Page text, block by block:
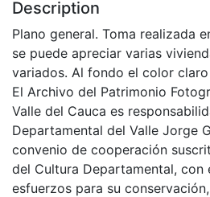
Description
Plano general. Toma realizada
se puede apreciar varias
variados. Al fondo el color
El Archivo del Patrimonio
Valle del Cauca es
Departamental del Valle Jorge
convenio de cooperación
del Cultura Departamental, con
esfuerzos para su